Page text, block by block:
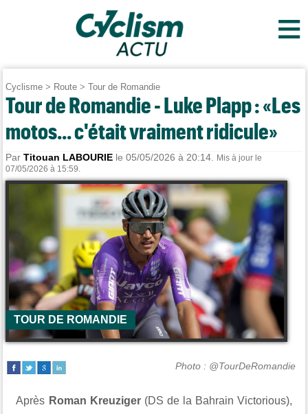
≡
Cyclisme > Route >Tour de Romandie
Tour de Romandie - Luke Plapp : «Les
motos... c'était vraiment ridicule»
ParTitouan LABOURIE le 05/05/2026 à 20:14.
Mis à jour le
07/05/2026 à 15:59.
TOUR DE ROMANDIE
Photo : @TourDeRomandie
Après Roman Kreuziger (DS de la Bahrain Victorious),